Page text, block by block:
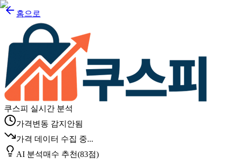
홈으로
쿠스피 실시간 분석
가격변동 감지안됨
가격 데이터 수집 중...
AI 분석매수 추천(83점)